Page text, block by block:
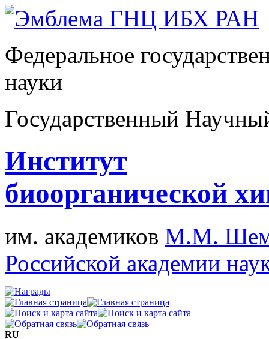
Федеральное
науки
Государственный
Институт
биоорганической
им. академиков М.М.
Российской академии
RU